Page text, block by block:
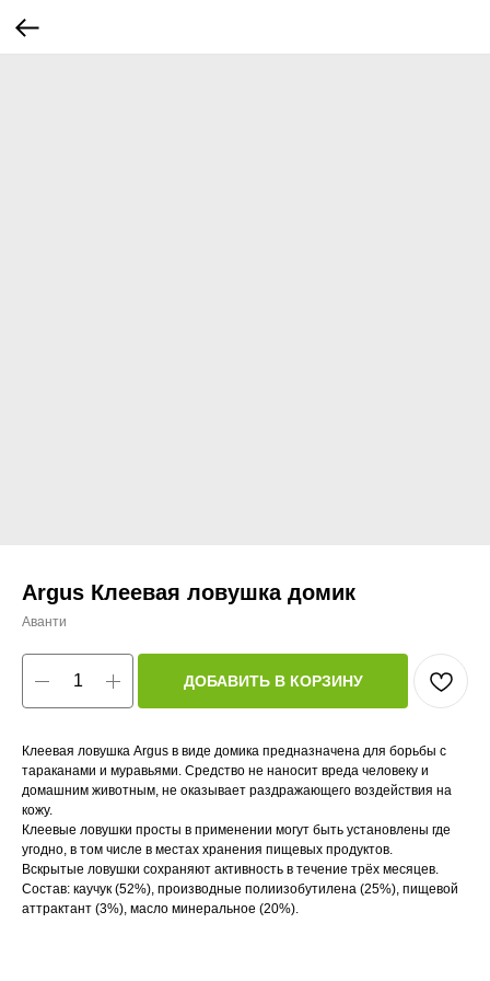
Argus Клеевая ловушка домик
Аванти
ДОБАВИТЬ В КОРЗИНУ
Клеевая ловушка Argus в виде домика предназначена для борьбы с
тараканами и муравьями. Средство не наносит вреда человеку и
домашним животным, не оказывает раздражающего воздействия на
кожу.
Клеевые ловушки просты в применении могут быть установлены где
угодно, в том числе в местах хранения пищевых продуктов.
Вскрытые ловушки сохраняют активность в течение трёх месяцев.
Состав: каучук (52%), производные полиизобутилена (25%), пищевой
аттрактант (3%), масло минеральное (20%).